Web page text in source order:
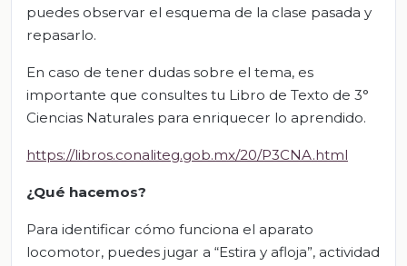
puedes observar el esquema de la clase pasada y
repasarlo.
En caso de tener dudas sobre el tema, es
importante que consultes tu Libro de Texto de 3°
Ciencias Naturales para enriquecer lo aprendido.
https://libros.conaliteg.gob.mx/20/P3CNA.html
¿Qué hacemos?
Para identificar cómo funciona el aparato
locomotor, puedes jugar a “Estira y afloja”, actividad